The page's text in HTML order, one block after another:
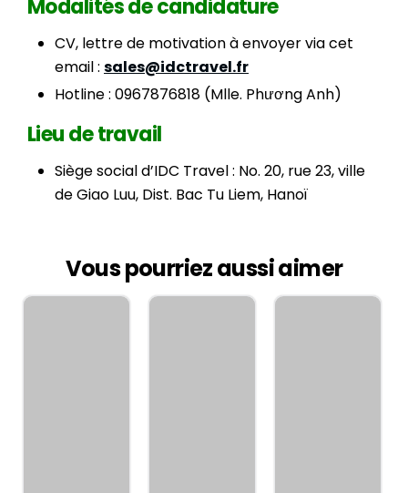
Modalités de candidature
CV, lettre de motivation à envoyer via cet
email : sales@idctravel.fr
Hotline : 0967876818 (Mlle. Phương Anh)
Lieu de travail
Siège social d’IDC Travel : No. 20, rue 23, ville
de Giao Luu, Dist. Bac Tu Liem, Hanoï
Vous pourriez aussi aimer